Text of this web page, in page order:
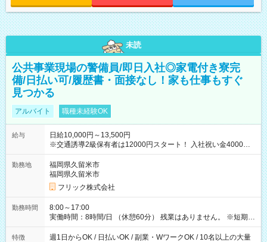
未読
公共事業現場の警備員/即日入社◎家電付き寮完
備/日払い可/履歴書・面接なし！家も仕事もすぐ
見つかる
アルバイト 職種未経験OK
給与
日給10,000円～13,500円
※交通誘導2級保有者は12000円スタート！ 入社祝い金4000円
【試用期間】試用期間なし
勤務地
福岡県久留米市
福岡県久留米市
フリック株式会社
勤務時間
8:00～17:00
実働時間：8時間/日 （休憩60分） 残業はありません。 ※短期の
募集は行っておりません。予めご了承くださいませ。
特徴
週1日からOK / 日払いOK / 副業・WワークOK / 10名以上の大量